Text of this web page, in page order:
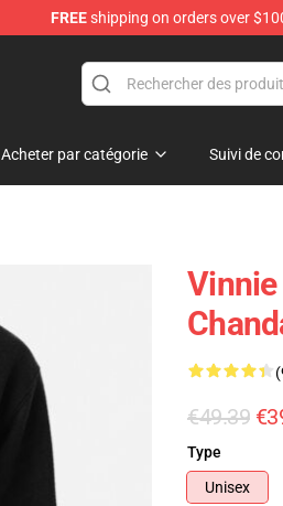
FREEshipping on orders over
Acheter par catégorie Suivi de
€49.39
Type
Unisex